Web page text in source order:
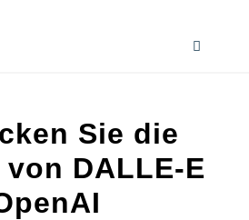
Toggle
Sie die
DALLE-E